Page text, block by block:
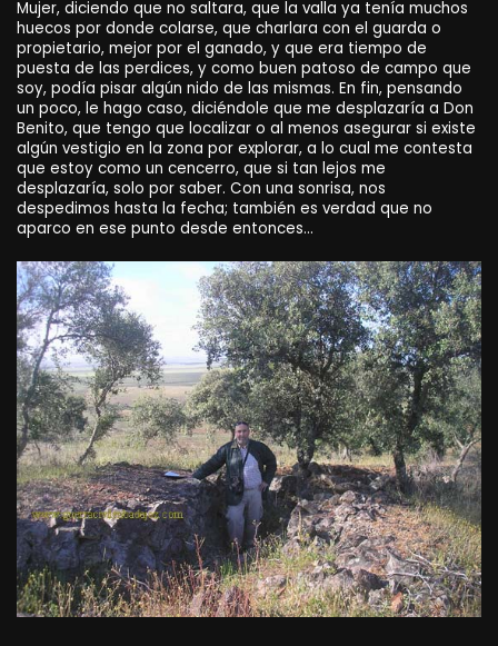
Mujer, diciendo que no saltara, que la valla ya tenía muchos
huecos por donde colarse, que charlara con el guarda o
propietario, mejor por el ganado, y que era tiempo de
puesta de las perdices, y como buen patoso de campo que
soy, podía pisar algún nido de las mismas. En fin, pensando
un poco, le hago caso, diciéndole que me desplazaría a Don
Benito, que tengo que localizar o al menos asegurar si existe
algún vestigio en la zona por explorar, a lo cual me contesta
que estoy como un cencerro, que si tan lejos me
desplazaría, solo por saber. Con una sonrisa, nos
despedimos hasta la fecha; también es verdad que no
aparco en ese punto desde entonces…